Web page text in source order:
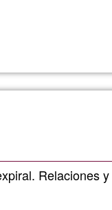
Relaciones y